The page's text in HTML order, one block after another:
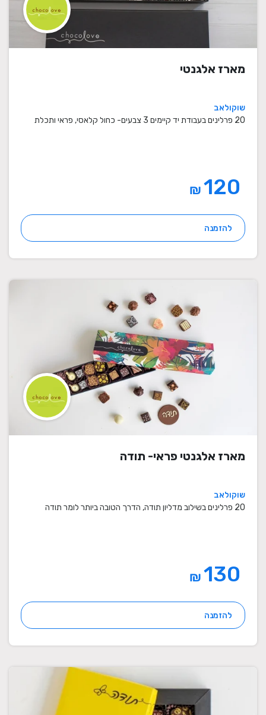
מארז אלגנטי
שוקולאב
20 פרלינים בעבודת יד קיימים 3 צבעים- כחול קלאסי, פראי ותכלת
₪
להזמנה
מארז אלגנטי פראי- תודה
שוקולאב
20 פרלינים בשילוב מדליון תודה, הדרך הטובה ביותר לומר תודה
₪
להזמנה